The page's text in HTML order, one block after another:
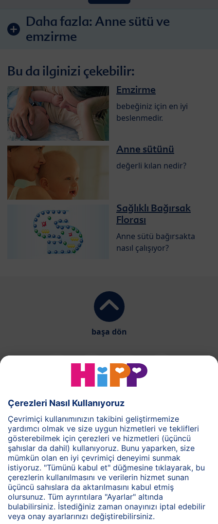
Daha fazla: Anne sütü ve
emzirme
Bu da ilginizi çekebilir:
Emzirme
bebeğiniz için en iyi
beslenmedir.
Anne sütünü
değerli kılan nedir?
Sağlıklı Bağırsak
Florası
Anne sütü bağırsakta
nasıl çalışıyor?
başa dön
HiPP Süt Formülü HiPP Ek Gıda
HiPP Bakım
HiPP Hamilelik
Gizlilik İlkesi
Genel Kullanım Şartları
Bilgi Toplum Hizmetleri
Baskı
HiPP Hakkında
İletişim